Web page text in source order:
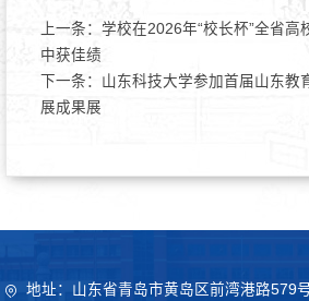
上一条： 学校在2026年“校长杯”全省高
中获佳绩
下一条： 山东科技大学参加首届山东教
展成果展
地址：山东省青岛市黄岛区前湾港路579